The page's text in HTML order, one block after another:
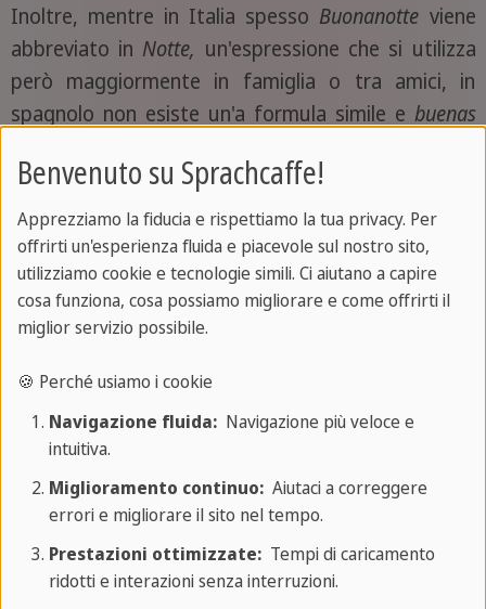
Inoltre, mentre in Italia spesso Buonanotte viene
abbreviato in Notte, un'espressione che si utilizza
però maggiormente in famiglia o tra amici, in
spagnolo non esiste un'a formula simile e buenas
Cosa dire quando ci si congeda in
spagnolo
Questi appena elencati sono i saluti in spagnolo
più utilizzati per salutare quando si arriva in un
si va via?
Per congedarsi, verbo che si traduce in spagnolo
condesperdirse, esistono diverse forme che
possono essere utilizzate per contesti formali e
per salutare amici e parenti.
Benvenuto su Sprachcaffe!
Apprezziamo la fiducia e rispettiamo la tua privacy. Per
offrirti un'esperienza fluida e piacevole sul nostro sito,
utilizziamo cookie e tecnologie simili. Ci aiutano a capire
cosa funziona, cosa possiamo migliorare e come offrirti il
miglior servizio possibile.
🍪 Perché usiamo i cookie
Navigazione fluida:Navigazione più veloce e
intuitiva.
Miglioramento continuo:Aiutaci a correggere
errori e migliorare il sito nel tempo.
Prestazioni ottimizzate:Tempi di caricamento
ridotti e interazioni senza interruzioni.